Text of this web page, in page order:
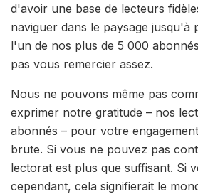
d'avoir une base de lecteurs
naviguer dans le paysage jusqu'à
l'un de nos plus de 5 000
pas vous remercier assez.
Nous ne pouvons même pas
exprimer notre gratitude – nos
abonnés – pour votre
brute. Si vous ne pouvez pas
lectorat est plus que suffisant. Si
cependant, cela signifierait le